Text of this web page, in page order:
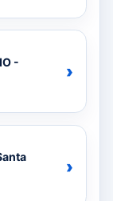
-
›
›